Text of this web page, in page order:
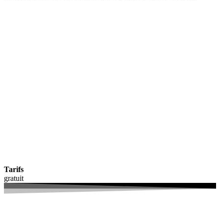
Tarifs
gratuit